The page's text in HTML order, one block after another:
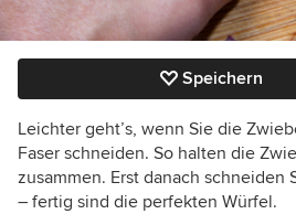
Speichern
Leichter geht’s, wenn Sie die
Faser schneiden. So halten die
zusammen. Erst danach schneiden
– fertig sind die perfekten Würfel.